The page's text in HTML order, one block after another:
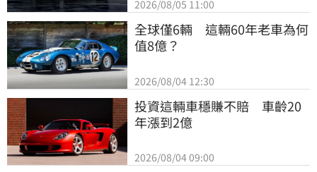
2026/08/05 11:00
全球僅6輛　這輛60年老車為何
值8億？
2026/08/04 12:30
投資這輛車穩賺不賠　車齡20
年漲到2億
2026/08/04 09:00